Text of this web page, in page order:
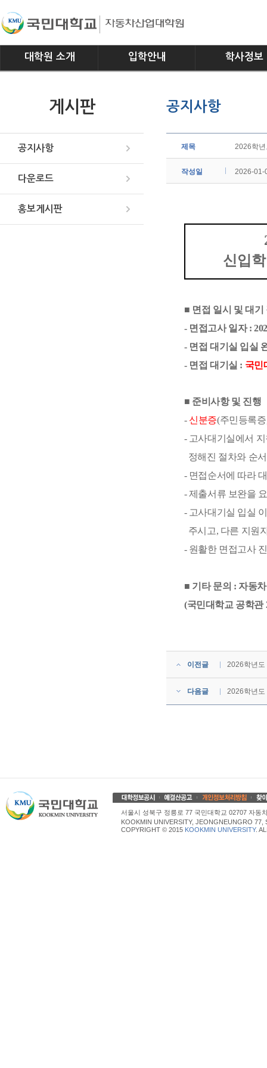
대학원 소개 입학안내 학사정보
교과과정
게시판
공지사항
다운로드
홍보게시판
공지사항
제목 2026학년
작성일 2026-01-
신입
■ 면접 일시 및 대기
- 면접고사 일자:
- 면접 대기실 입실
- 면접 대기실 : 국민
■ 준비사항 및 진행
- 신분증(주민등록증
- 고사대기실에서
정해진 절차와 순
- 면접순서에 따라
-제출서류 보완을
- 고사대기실 입실
주시고, 다른 지원
- 원활한 면접고사
■ 기타 문의 : 자동
(국민대학교 공학관
이전글 2026학년도
다음글 2026학년도
서울시 성북구 정릉로 77 국민대학교 02707 자동
KOOKMIN UNIVERSITY, JEONGNEUNGRO
COPYRIGHT © 2015 KOOKMIN UNIVERSITY.